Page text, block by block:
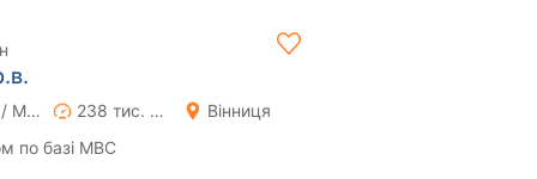
Ручна / Механіка 238 тис. км
Вінниця
по базі МВС